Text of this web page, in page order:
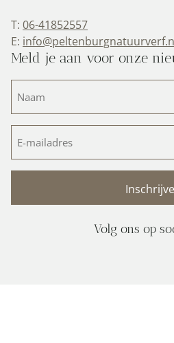
T: 06-41852557
E:
Meld je aan voor onze
(Vereist)
mailadres
Volg ons op